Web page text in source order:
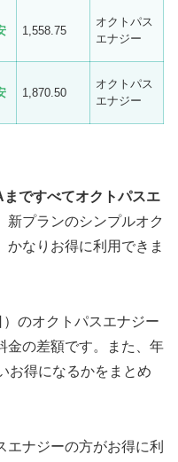
1,558.75
オクトパス
エナジー
1,870.50
オクトパス
エナジー
ですべてオクトパスエ
新プランのシンプルオク
かなりお得に利用できま
のオクトパスエナジー
金の差額です。また、年
お得になるかをまとめ
ナジーの方がお得に利